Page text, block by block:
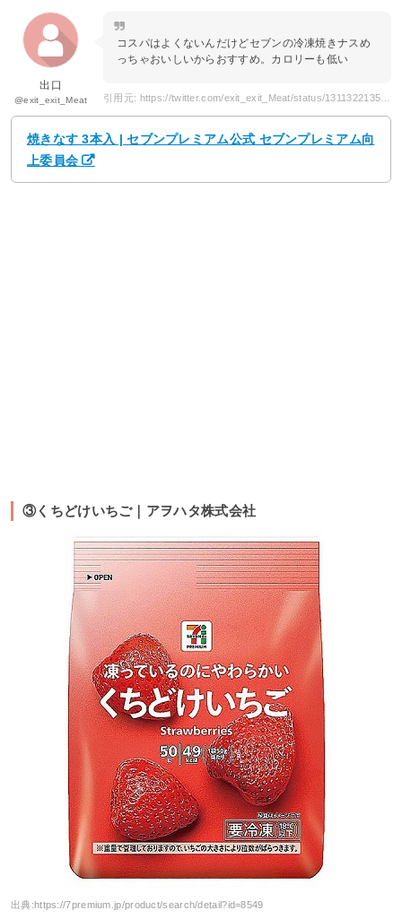
出口
@exit_exit_Meat
コスパはよくないんだけどセブンの冷凍焼きナスめ
っちゃおいしいからおすすめ。カロリーも低い
焼きなす 3本入 | セブンプレミアム公式 セブンプレミアム向
上委員会
③くちどけいちご｜アヲハタ株式会社
出典: https://7premium.jp/product/search/detail?id=8549